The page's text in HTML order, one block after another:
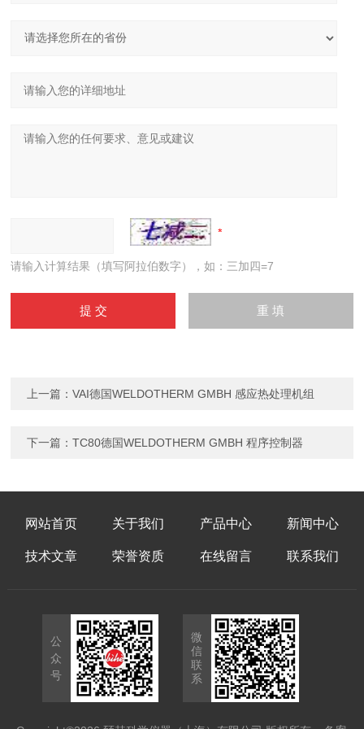
请输入计算结果（填写阿拉伯数字），如：三加四=7
上一篇：VAI德国WELDOTHERM GMBH 感应热处理机组
下一篇：TC80德国WELDOTHERM GMBH 程序控制器
网站首页 关于我们 产品中心 新闻中心
技术文章 荣誉资质 在线留言 联系我们
公
众
号
微
信
联
系